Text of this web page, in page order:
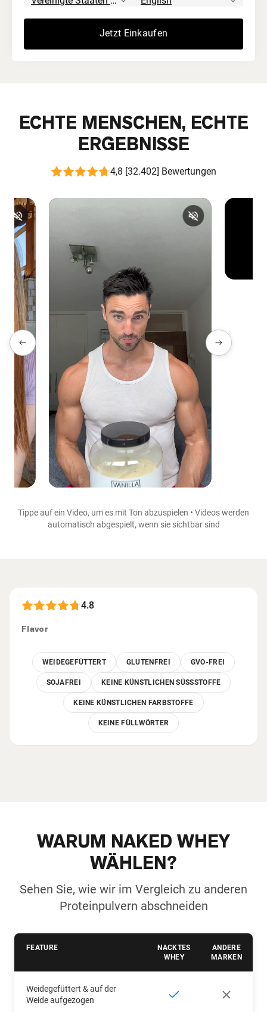
Im Gegensatz zu handelsüblichem Molkenprotein,
das säurebehandelt und künstlich aufgehellt wird.
ECHTE MENSCHEN, ECHTE
ERGEBNISSE
4,8 [32.402] Bewertungen
Tippe auf ein Video, um es mit Ton abzuspielen • Videos werden
automatisch abgespielt, wenn sie sichtbar sind
4.8
Flavor
WEIDEGEFÜTTERT GLUTENFREI GVO-FREI
SOJAFREI KEINE KÜNSTLICHEN SÜSSSTOFFE
KEINE KÜNSTLICHEN FARBSTOFFE
KEINE FÜLLWÖRTER
WARUM NAKED WHEY
WÄHLEN?
Sehen Sie, wie wir im Vergleich zu anderen
Proteinpulvern abschneiden
FEATURE
NACKTES
WHEY
ANDERE
MARKEN
Weidegefüttert & auf der
Weide aufgezogen
Jetzt Einkaufen